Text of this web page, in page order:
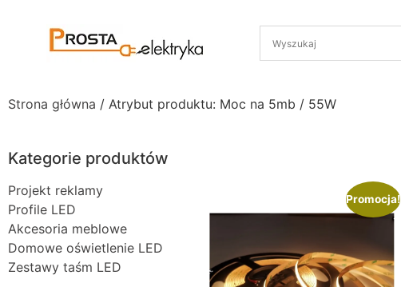
Strona główna / Atrybut produktu: Moc na 5mb / 55W
Kategorie produktów
Projekt reklamy
Profile LED
Akcesoria meblowe
Domowe oświetlenie LED
Zestawy taśm LED
Promocja!